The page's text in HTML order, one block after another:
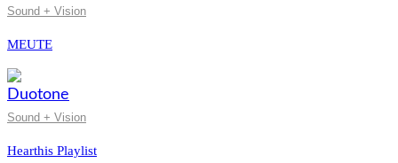
Sound + Vision
MEUTE
Sound + Vision
Hearthis Playlist